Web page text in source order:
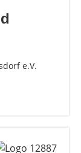
e.V.